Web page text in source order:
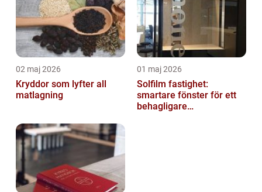
02 maj 2026
Kryddor som lyfter all
matlagning
01 maj 2026
Solfilm fastighet:
smartare fönster för ett
behagligare